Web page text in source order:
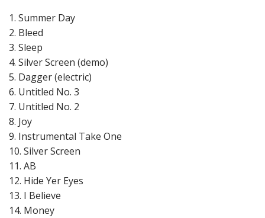
1. Summer Day
2. Bleed
3. Sleep
4. Silver Screen (demo)
5. Dagger (electric)
6. Untitled No. 3
7. Untitled No. 2
8. Joy
9. Instrumental Take One
10. Silver Screen
11. AB
12. Hide Yer Eyes
13. I Believe
14. Money